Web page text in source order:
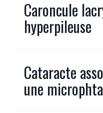
Caroncule
hyperpileuse
Cataracte
une